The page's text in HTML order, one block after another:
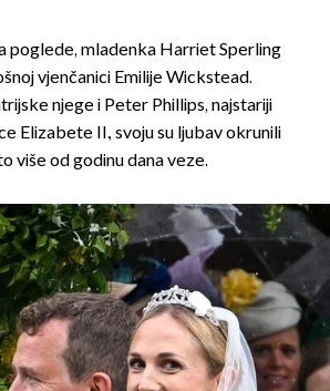
poglede, mladenka Harriet Sperling
vjenčanici Emilije Wickstead.
njege i Peter Phillips, najstariji
Elizabete II., svoju su ljubav okrunili
više od godinu dana veze.